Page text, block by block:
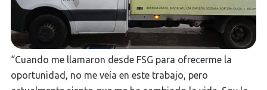
“Cuando me llamaron desde FSG para ofrecerme la
oportunidad, no me veía en este trabajo, pero